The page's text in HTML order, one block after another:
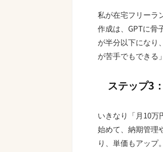
私が在宅フリーラ
作成は、GPTに骨
が半分以下になり
が苦手でもできる
ステップ3
いきなり「月10万
始めて、納期管理
り、単価もアップ